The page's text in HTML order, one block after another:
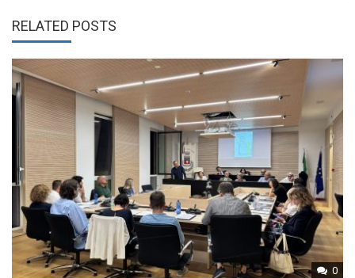
RELATED POSTS
0